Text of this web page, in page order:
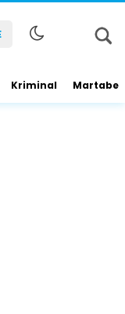
Kriminal Martabe